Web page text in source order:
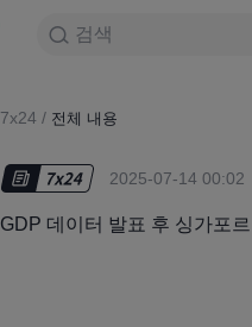
검색
7x24 / 전체 내용
2025-07-14 00:02
GDP 데이터 발표 후 싱가포